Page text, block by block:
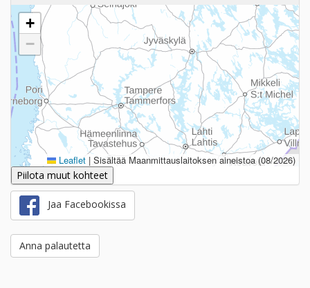
+
−
Leaflet | Sisältää Maanmittauslaitoksen aineistoa (08/2026)
Piilota muut kohteet
Jaa Facebookissa
Anna palautetta